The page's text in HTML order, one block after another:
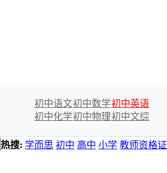
初中语文初中数学初中英语
初中化学初中物理初中文综
热搜: 学而思 初中 高中 小学 教师资格证